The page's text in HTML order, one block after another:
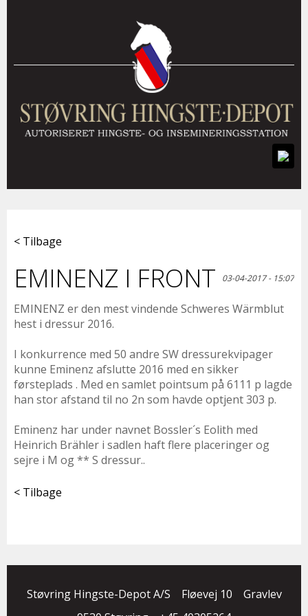
< Tilbage
EMINENZ I FRONT 03-04-2017 - 15:07
EMINENZ er den mest vindende Schweres Wärmblut
hest i dressur 2016.
I konkurrence med 50 andre SW dressurekvipager
kunne Eminenz afslutte 2016 med en sikker
førsteplads . Med en samlet pointsum på 6111 p lagde
han stor afstand til no 2n som havde optjent 303 p.
Eminenz har under navnet Bossler´s Eolith med
Heinrich Brähler i sadlen haft flere placeringer og
sejre i M og ** S dressur..
< Tilbage
Støvring Hingste-Depot A/S Fløevej 10
Gravlev